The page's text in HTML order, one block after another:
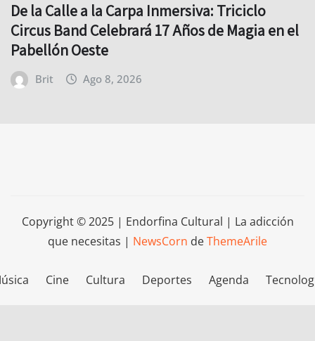
De la Calle a la Carpa Inmersiva: Triciclo
Circus Band Celebrará 17 Años de Magia en el
Pabellón Oeste
Brit Ago 8, 2026
Copyright © 2025 | Endorfina Cultural | La adicción
que necesitas | NewsCorn deThemeArile
Cine Cultura Deportes Agenda